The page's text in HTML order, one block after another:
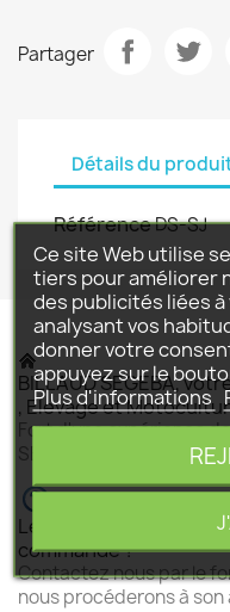
Partager
Détails du
RéférenceDS-SJ
BILLAUD SEGEBA,
, Elevage et
Fort d'une expérience
SEGEBA vous
Le produit est
commande ?
Contactez nous par le
nous procéderons à
Ce site Web utilise
tiers pour améliorer
des publicités liées
analysant vos
donner votre
appuyez sur le
Plus d'informations